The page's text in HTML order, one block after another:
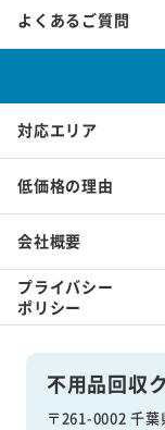
不用品回収
〒261-0002 千
よくあるご質問
対応エリア
低価格の理由
会社概要
プライバシー
ポリシー